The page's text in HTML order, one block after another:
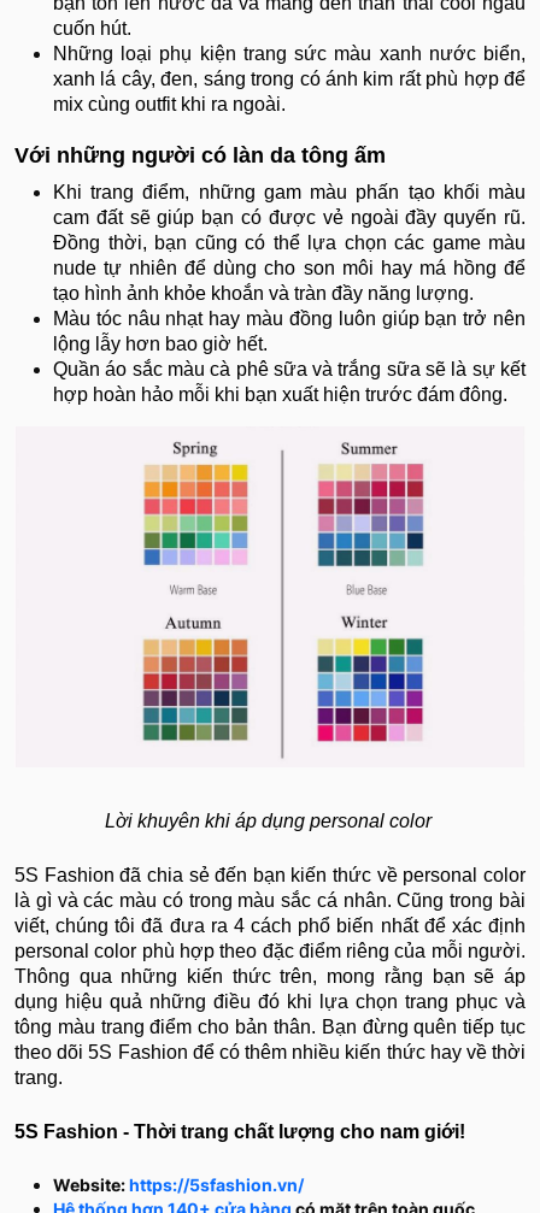
cuốn hút.
Những loại phụ kiện trang sức màu xanh nước biển,
xanh lá cây, đen, sáng trong có ánh kim rất phù hợp để
mix cùng outfit khi ra ngoài.
Với những người có làn da tông ấm
Khi trang điểm, những gam màu phấn tạo khối màu
cam đất sẽ giúp bạn có được vẻ ngoài đầy quyến rũ.
Đồng thời, bạn cũng có thể lựa chọn các game màu
nude tự nhiên để dùng cho son môi hay má hồng để
tạo hình ảnh khỏe khoắn và tràn đầy năng lượng.
Màu tóc nâu nhạt hay màu đồng luôn giúp bạn trở nên
lộng lẫy hơn bao giờ hết.
Quần áo sắc màu cà phê sữa và trắng sữa sẽ là sự kết
hợp hoàn hảo mỗi khi bạn xuất hiện trước đám đông.
Lời khuyên khi áp dụng personal color
5S Fashion đã chia sẻ đến bạn kiến thức về personal color
là gì và các màu có trong màu sắc cá nhân. Cũng trong bài
viết, chúng tôi đã đưa ra 4 cách phổ biến nhất để xác định
personal color phù hợp theo đặc điểm riêng của mỗi người.
Thông qua những kiến thức trên, mong rằng bạn sẽ áp
dụng hiệu quả những điều đó khi lựa chọn trang phục và
tông màu trang điểm cho bản thân. Bạn đừng quên tiếp tục
theo dõi 5S Fashion để có thêm nhiều kiến thức hay về thời
trang.
5S Fashion - Thời trang chất lượng cho nam giới!
Website:https://5sfashion.vn/
Hệ thống hơn 140+ cửa hàng có mặt trên toàn quốc